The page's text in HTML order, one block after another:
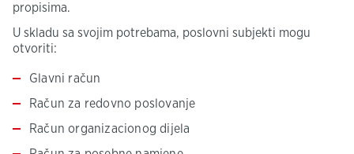
propisima.
U skladu sa svojim potrebama, poslovni subjekti mogu
otvoriti:
Glavni račun
Račun za redovno poslovanje
Račun organizacionog dijela